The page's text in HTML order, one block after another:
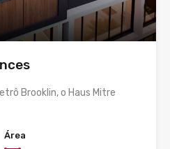
Brooklin, o Haus Mitre
Área